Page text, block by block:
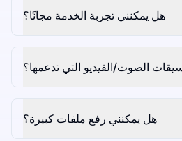
هل يمكنني تجربة الخدمة مجانًا؟
الصوت/الفيديو التي تدعمها؟
هل يمكنني رفع ملفات كبيرة؟